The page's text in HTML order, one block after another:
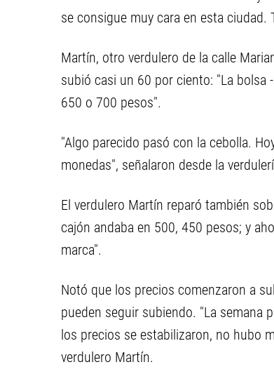
se consigue muy cara en esta ciudad.
Martín, otro verdulero de la calle
subió casi un 60 por ciento: "La bolsa
650 o 700 pesos".
"Algo parecido pasó con la cebolla.
monedas", señalaron desde la
El verdulero Martín reparó también
cajón andaba en 500, 450 pesos; y
marca".
Notó que los precios comenzaron a
pueden seguir subiendo. "La semana
los precios se estabilizaron, no hubo
verdulero Martín.